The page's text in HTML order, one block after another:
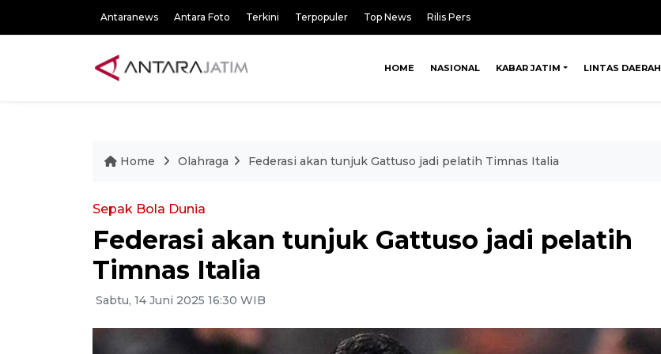
Antaranews Antara Foto Terkini Terpopuler Top News Rilis Pers
HOME NASIONAL KABAR JATIM LINTAS DAERAH
Home Olahraga Federasi akan tunjuk Gattuso jadi pelatih Timnas Italia
Sepak Bola Dunia
Federasi akan tunjuk Gattuso jadi pelatih
Timnas Italia
Sabtu, 14 Juni 2025 16:30 WIB